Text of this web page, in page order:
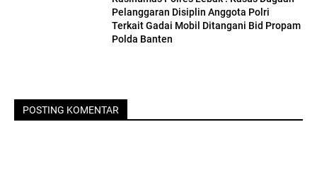
Pelanggaran Disiplin Anggota Polri
Terkait Gadai Mobil Ditangani Bid Propam
Polda Banten
POSTING KOMENTAR